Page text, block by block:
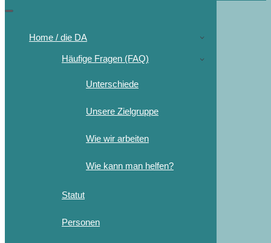
Home / die DA
Häufige Fragen (FAQ)
Unterschiede
Unsere Zielgruppe
Wie wir arbeiten
Wie kann man helfen?
Statut
Personen